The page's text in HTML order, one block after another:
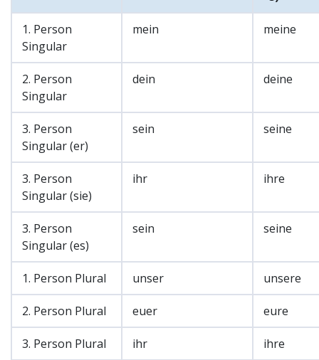
1. Person
Singular
mein meine
2. Person
Singular
dein deine
3. Person
Singular (er)
sein seine
3. Person
Singular (sie)
ihr ihre
3. Person
Singular (es)
sein seine
1. Person Plural unser unsere
2. Person Plural euer eure
3. Person Plural ihr ihre